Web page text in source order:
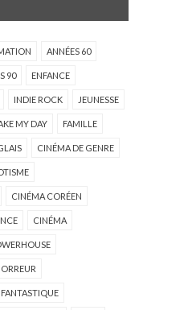
ANNÉES 60
90 ENFANCE
INDIE ROCK JEUNESSE
MY DAY FAMILLE
CINÉMA DE GENRE
CINÉMA CORÉEN
CINÉMA
FANTASTIQUE